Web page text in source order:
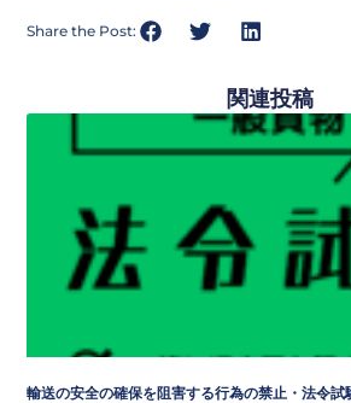
Share the Post:
関連投稿
輸送の安全の確保を阻害する行為の禁止・法令